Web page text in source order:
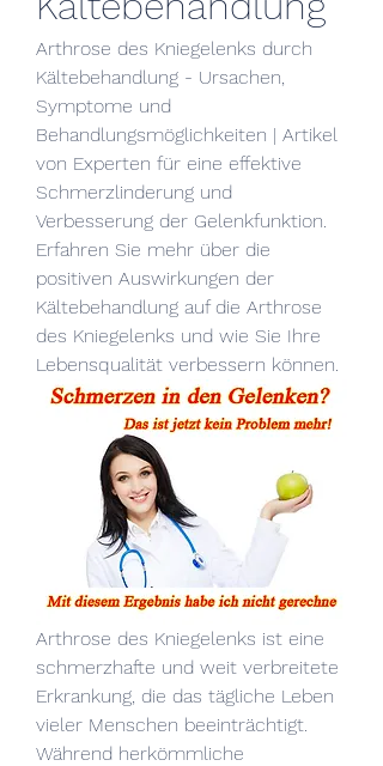
Arthrose des Kniegelenks durch
Kältebehandlung - Ursachen,
Symptome und
Behandlungsmöglichkeiten | Artikel
von Experten für eine effektive
Schmerzlinderung und
Verbesserung der Gelenkfunktion.
Erfahren Sie mehr über die
positiven Auswirkungen der
Kältebehandlung auf die Arthrose
des Kniegelenks und wie Sie Ihre
Lebensqualität verbessern können.
Arthrose des Kniegelenks ist eine
schmerzhafte und weit verbreitete
Erkrankung, die das tägliche Leben
vieler Menschen beeinträchtigt.
Während herkömmliche